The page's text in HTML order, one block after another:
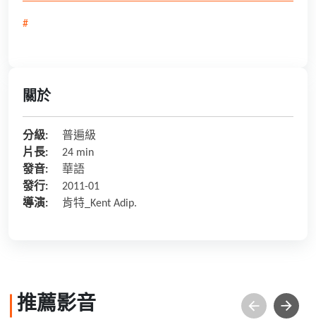
#
關於
分級:
普遍級
片長:
24 min
發音:
華語
發行:
2011-01
導演:
肯特_Kent Adip.
推薦影音